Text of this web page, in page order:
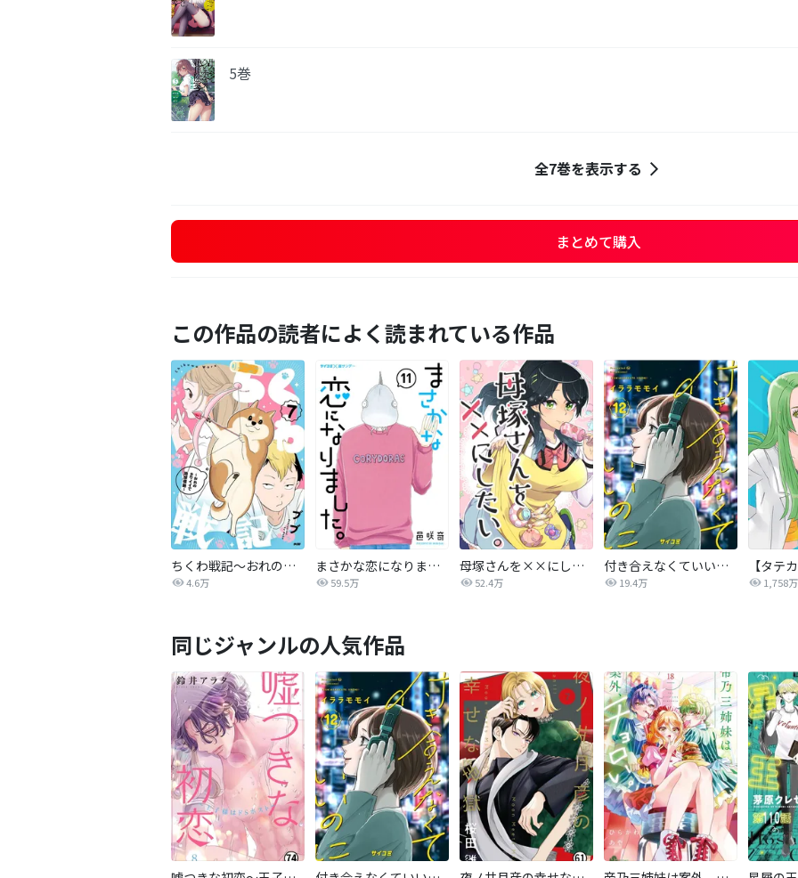
5巻
全7巻を表示する
まとめて購入
この作品の読者によく読まれている作品
ちくわ戦記～おれのカワイイで地球侵略～
4.6万
まさかな恋になりました。
59.5万
母塚さんを××にしたい。
52.4万
付き合えなくていいのに
19.4万 1,758万
同じジャンルの人気作品